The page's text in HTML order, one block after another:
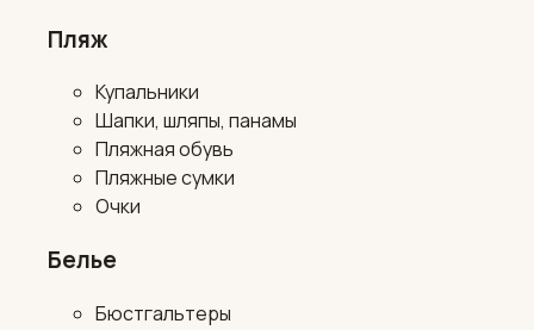
Пляж
Купальники
Шапки, шляпы, панамы
Пляжная обувь
Пляжные сумки
Очки
Белье
Бюстгальтеры